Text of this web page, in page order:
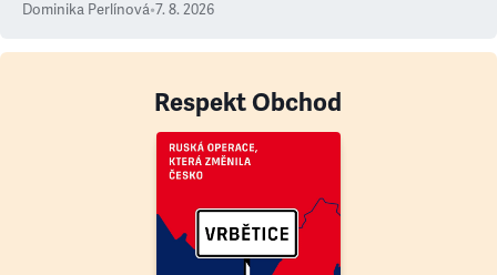
Dominika Perlínová•7. 8. 2026
Respekt Obchod